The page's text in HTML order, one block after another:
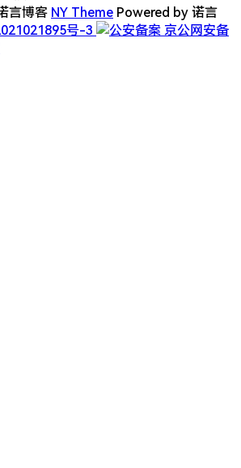
言博客 NY Theme Powered by 诺言
号-3
京公网安备